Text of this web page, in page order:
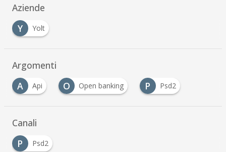
Aziende
Y
Yolt
Argomenti
A
Api O Open banking P Psd2
Canali
P
Psd2